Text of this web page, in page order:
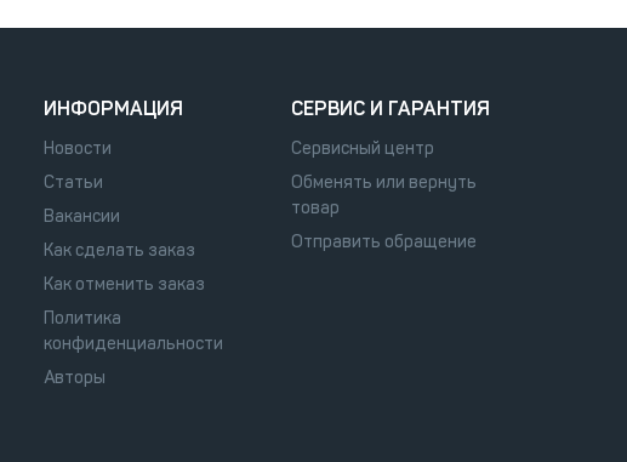
ИНФОРМАЦИЯ
Новости
Статьи
Вакансии
Как сделать заказ
Как отменить заказ
Политика
конфиденциальности
Авторы
СЕРВИС И ГАРАНТИЯ
Сервисный центр
Обменять или вернуть
товар
Отправить обращение